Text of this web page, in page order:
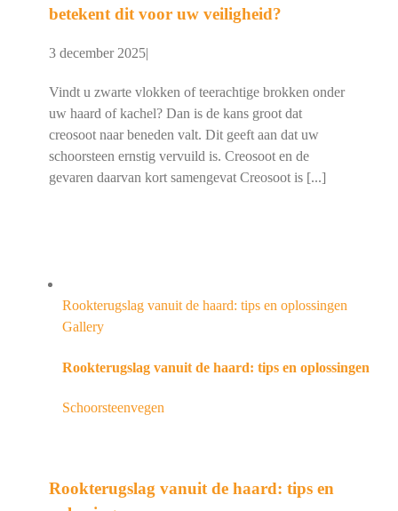
betekent dit voor uw veiligheid?
3 december 2025|
Vindt u zwarte vlokken of teerachtige brokken onder
uw haard of kachel? Dan is de kans groot dat
creosoot naar beneden valt. Dit geeft aan dat uw
schoorsteen ernstig vervuild is. Creosoot en de
gevaren daarvan kort samengevat Creosoot is [...]
Rookterugslag vanuit de haard: tips en oplossingen
Gallery
Rookterugslag vanuit de haard: tips en oplossingen
Schoorsteenvegen
Rookterugslag vanuit de haard: tips en